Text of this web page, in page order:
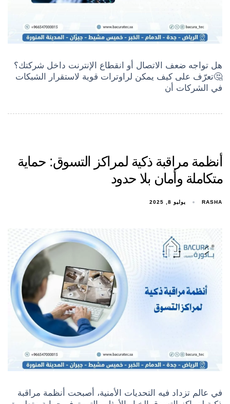
هل تواجه ضعف الاتصال أو انقطاع الإنترنت داخل شركتك؟
🤔تعرّف على كيف يمكن لراوترات قوية لاستقرار الشبكات
في الشركات أن
أنظمة مراقبة ذكية لمراكز التسوق: حماية
متكاملة وأمان بلا حدود
RASHA يوليو 8, 2025
في عالم تزداد فيه التحديات الأمنية، أصبحت أنظمة مراقبة